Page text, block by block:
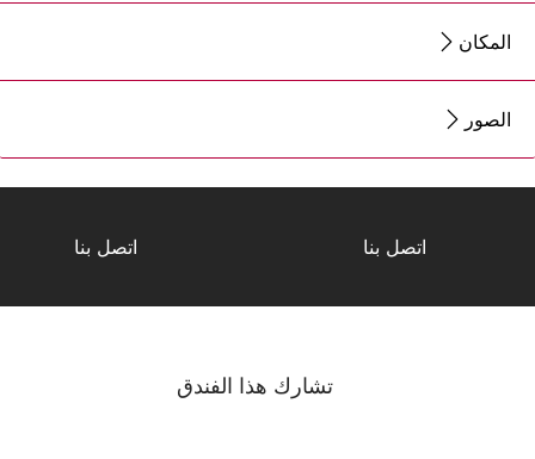
المكان
الصور
اتصل بنا اتصل بنا
تشارك هذا الفندق